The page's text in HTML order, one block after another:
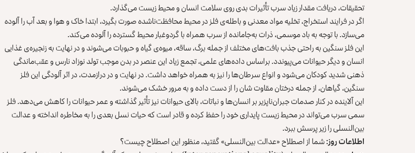
تحقیقات، دریافت مقدار زیاد سرب تأثیرات بدی روی سلامت انسان و محیط‌ زیست می‌گذارد.
اگر در فرایند استخراج، تخلیه مواد معدنی و باطله‌ی فلز در محیط محافظت‌ناشده صورت بگیرد، ابتدا خاک و هوا و بعد آب را آلوده
می‌سازد. با توجه به باد موسمی، ذرات به‌جامانده از سرب همراه با گردوغبار محیط گسترده را آلوده می‌کند.
این فلز سنگین به راحتی جذب بافت‌های مختلف از جمله برگ، ساقه، میوه‌ی گیاه و حبوبات می‌شوند و در نهایت به زنجیره‌ی غذایی
انسان و دیگر حیوانات می‌پیوندد. براساس داده‌های علمی، تجمع زیاد این عنصر در بدن موجب تولد نوزاد نارس و عقب‌ماندگی
ذهنی شدید کودکان می‌شود و انواع سرطان‌ها را نیز به همراه خواهد داشت. در نهایت و در درازمدت، در اثر آلودگی این فلز
سنگین، گیاهان، از جمله درختان مقاوت شان را از دست داده و به مرور خشک می‌شوند.
این آلاینده در کنار صدمات جبران‌نا‌پزیر بر انسان‌ها و نباتات، بالای حیوانات نیز تأثیر گذاشته و عمر حیوانات را کاهش می‌دهد. فلز
سمی سرب می‌تواند در محیط‌ زیست پایداری خود را حفظ کرده و قادر است که حیات نسل‌ بعدی را به ‌مخاطره انداخته و عدالت
بین‌النسلی را زیر پرسش ببرد.
اطلاعات روز:شما از اصطلاح «عدالت بین‌النسلی» گفتید، منظور این اصطلاح چیست؟